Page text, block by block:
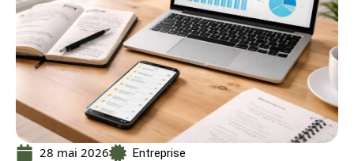
28 mai 2026 Entreprise